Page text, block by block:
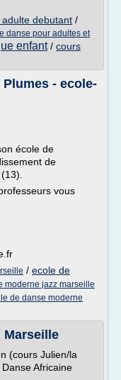
debutant /
danse pour adultes et
enfant/ cours
- ecole-
école de
de
vous
/ ecole de
moderne jazz marseille
de danse moderne
Marseille
(cours Julien/la
Africaine